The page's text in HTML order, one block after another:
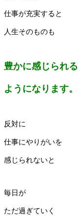
仕事が充実すると
人生そのものも
豊かに感じられる
ようになります。
反対に
仕事にやりがいを
感じられないと
毎日が
ただ過ぎていく